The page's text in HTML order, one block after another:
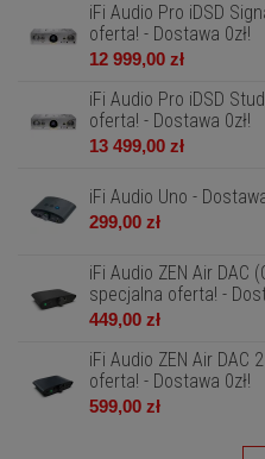
iFi Audio Pro iDSD
oferta! - Dostawa 0zł!
12 999,00 zł
iFi Audio Pro iDSD
oferta! - Dostawa 0zł!
13 499,00 zł
iFi Audio Uno -
299,00 zł
iFi Audio ZEN Air DAC
specjalna oferta! -
449,00 zł
iFi Audio ZEN Air DAC
oferta! - Dostawa 0zł!
599,00 zł